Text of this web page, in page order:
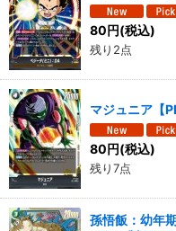
80円(税込)
残り2点
マジュニア【
80円(税込)
残り7点
孫悟飯：幼年